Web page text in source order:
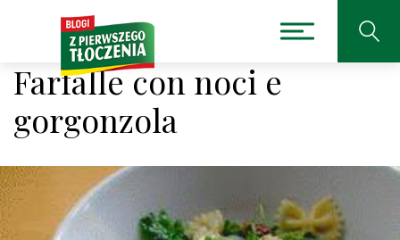
Farfalle con noci e
gorgonzola